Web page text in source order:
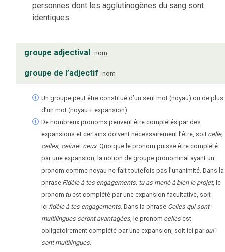
personnes dont les agglutinogènes du sang sont
identiques.
groupe adjectival nom
groupe de l’adjectif nom
Un groupe peut être constitué d’un seul mot (noyau) ou de plus
d’un mot (noyau + expansion).
De nombreux pronoms peuvent être complétés par des
expansions et certains doivent nécessairement l’être, soit celle,
celles, celuiet ceux. Quoique le pronom puisse être complété
par une expansion, la notion de groupe pronominal ayant un
pronom comme noyau ne fait toutefois pas l’unanimité. Dans la
phrase Fidèle à tes engagements, tu as mené à bien le projet, le
pronom tuest complété par une expansion facultative, soit
ici fidèle à tes engagements. Dans la phrase Celles qui sont
multilingues seront avantagées, le pronom celles est
obligatoirement complété par une expansion, soit ici par qui
sont multilingues.